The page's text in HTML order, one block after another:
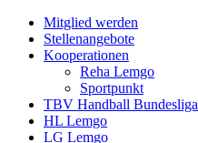
Mitglied werden
Stellenangebote
Kooperationen
Reha Lemgo
Sportpunkt
TBV Handball Bundesliga
HL Lemgo
LG Lemgo